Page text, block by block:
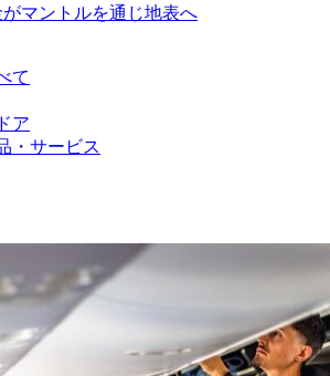
マントルを通じ地表へ
て
ア
・サービス